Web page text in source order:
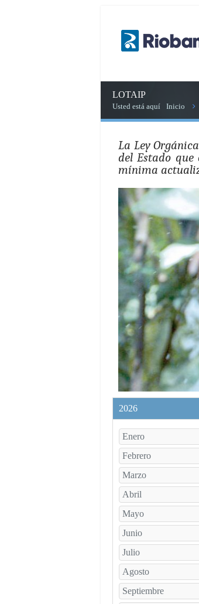
LOTAIP
Usted está aquí Inicio
La Ley
del Estado
mínima
2026
Enero
Febrero
Marzo
Abril
Mayo
Junio
Julio
Agosto
Septiembre